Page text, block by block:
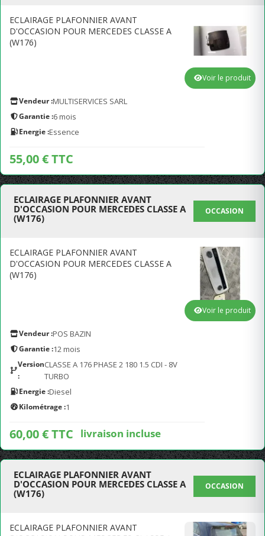
ECLAIRAGE PLAFONNIER AVANT
D'OCCASION POUR MERCEDES CLASSE A
(W176)
Vendeur :MULTISERVICES SARL
Garantie :6 mois
Energie :Essence
55,00 € TTC
Voir le produit
ECLAIRAGE PLAFONNIER AVANT
D'OCCASION POUR MERCEDES CLASSE A
(W176)
OCCASION
ECLAIRAGE PLAFONNIER AVANT
D'OCCASION POUR MERCEDES CLASSE A
(W176)
Vendeur :POS BAZIN
Garantie :12 mois
Version
:
CLASSE A 176 PHASE 2 180 1.5 CDI - 8V
TURBO
Energie :Diesel
Kilométrage :1
60,00 € TTC livraison incluse
Voir le produit
ECLAIRAGE PLAFONNIER AVANT
D'OCCASION POUR MERCEDES CLASSE A
(W176)
OCCASION
ECLAIRAGE PLAFONNIER AVANT